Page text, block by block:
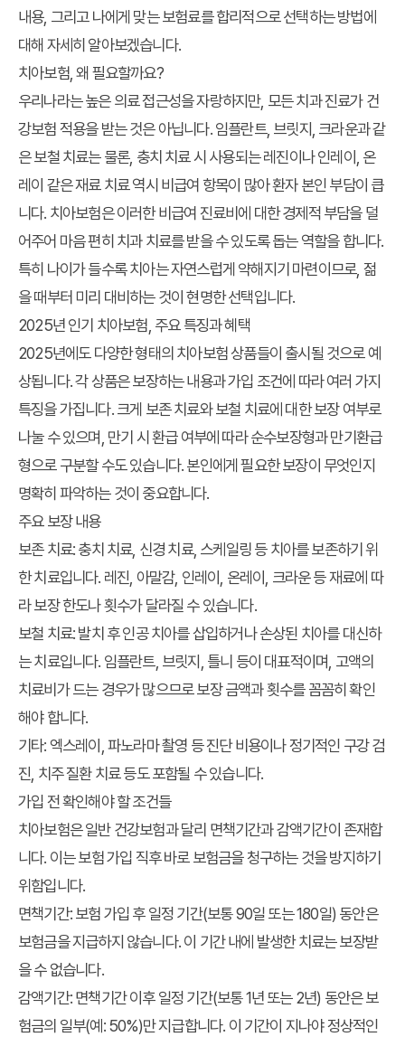
내용, 그리고 나에게 맞는 보험료를 합리적으로 선택하는 방법에
대해 자세히 알아보겠습니다.
치아보험, 왜 필요할까요?
우리나라는 높은 의료 접근성을 자랑하지만, 모든 치과 진료가 건
강보험 적용을 받는 것은 아닙니다. 임플란트, 브릿지, 크라운과 같
은 보철 치료는 물론, 충치 치료 시 사용되는 레진이나 인레이, 온
레이 같은 재료 치료 역시 비급여 항목이 많아 환자 본인 부담이 큽
니다. 치아보험은 이러한 비급여 진료비에 대한 경제적 부담을 덜
어주어 마음 편히 치과 치료를 받을 수 있도록 돕는 역할을 합니다.
특히 나이가 들수록 치아는 자연스럽게 약해지기 마련이므로, 젊
을 때부터 미리 대비하는 것이 현명한 선택입니다.
2025년 인기 치아보험, 주요 특징과 혜택
2025년에도 다양한 형태의 치아보험 상품들이 출시될 것으로 예
상됩니다. 각 상품은 보장하는 내용과 가입 조건에 따라 여러 가지
특징을 가집니다. 크게 보존 치료와 보철 치료에 대한 보장 여부로
나눌 수 있으며, 만기 시 환급 여부에 따라 순수보장형과 만기환급
형으로 구분할 수도 있습니다. 본인에게 필요한 보장이 무엇인지
명확히 파악하는 것이 중요합니다.
주요 보장 내용
보존 치료:충치 치료, 신경 치료, 스케일링 등 치아를 보존하기 위
한 치료입니다. 레진, 아말감, 인레이, 온레이, 크라운 등 재료에 따
라 보장 한도나 횟수가 달라질 수 있습니다.
보철 치료:발치 후 인공 치아를 삽입하거나 손상된 치아를 대신하
는 치료입니다. 임플란트, 브릿지, 틀니 등이 대표적이며, 고액의
치료비가 드는 경우가 많으므로 보장 금액과 횟수를 꼼꼼히 확인
해야 합니다.
기타:엑스레이, 파노라마 촬영 등 진단 비용이나 정기적인 구강 검
진, 치주 질환 치료 등도 포함될 수 있습니다.
가입 전 확인해야 할 조건들
치아보험은 일반 건강보험과 달리 면책기간과 감액기간이 존재합
니다. 이는 보험 가입 직후 바로 보험금을 청구하는 것을 방지하기
위함입니다.
면책기간:보험 가입 후 일정 기간(보통 90일 또는 180일) 동안은
보험금을 지급하지 않습니다. 이 기간 내에 발생한 치료는 보장받
을 수 없습니다.
감액기간:면책기간 이후 일정 기간(보통 1년 또는 2년) 동안은 보
험금의 일부(예: 50%)만 지급합니다. 이 기간이 지나야 정상적인